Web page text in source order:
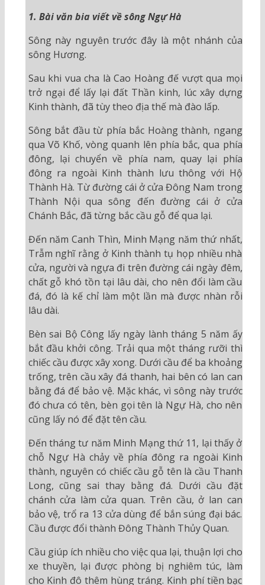
1. Bài văn bia viết về sông Ngự Hà
Sông này nguyên trước đây là một nhánh của
sông Hương.
Sau khi vua cha là Cao Hoàng đế vượt qua mọi
trở ngại để lấy lại đất Thần kinh, lúc xây dựng
Kinh thành, đã tùy theo địa thế mà đào lấp.
Sông bắt đầu từ phía bắc Hoàng thành, ngang
qua Võ Khố, vòng quanh lên phía bắc, qua phía
đông, lại chuyển về phía nam, quay lại phía
đông ra ngoài Kinh thành lưu thông với Hộ
Thành Hà. Từ đường cái ở cửa Đông Nam trong
Thành Nội qua sông đến đường cái ở cửa
Chánh Bắc, đã từng bắc cầu gỗ để qua lại.
Đến năm Canh Thìn, Minh Mạng năm thứ nhất,
Trẫm nghĩ rằng ở Kinh thành tụ họp nhiều nhà
cửa, người và ngựa đi trên đường cái ngày đêm,
chất gỗ khó tồn tại lâu dài, cho nên đổi làm cầu
đá, đó là kế chỉ làm một lần mà được nhàn rỗi
lâu dài.
Bèn sai Bộ Công lấy ngày lành tháng 5 năm ấy
bắt đầu khởi công. Trải qua một tháng rưỡi thì
chiếc cầu được xây xong. Dưới cầu để ba khoảng
trống, trên cầu xây đá thanh, hai bên có lan can
bằng đá để bảo vệ. Mặc khác, vì sông này trước
đó chưa có tên, bèn gọi tên là Ngự Hà, cho nên
cũng lấy nó để đặt tên cầu.
Đến tháng tư năm Minh Mạng thứ 11, lại thấy ở
chỗ Ngự Hà chảy về phía đông ra ngoài Kinh
thành, nguyên có chiếc cầu gỗ tên là cầu Thanh
Long, cũng sai thay bằng đá. Dưới cầu đặt
chánh cửa làm cửa quan. Trên cầu, ở lan can
bảo vệ, trổ ra 13 cửa dùng để bắn súng đại bác.
Cầu được đổi thành Đông Thành Thủy Quan.
Cầu giúp ích nhiều cho việc qua lại, thuận lợi cho
xe thuyền, lại được phòng bị nghiêm túc, làm
cho Kinh đô thêm hùng tráng. Kinh phí tiền bạc